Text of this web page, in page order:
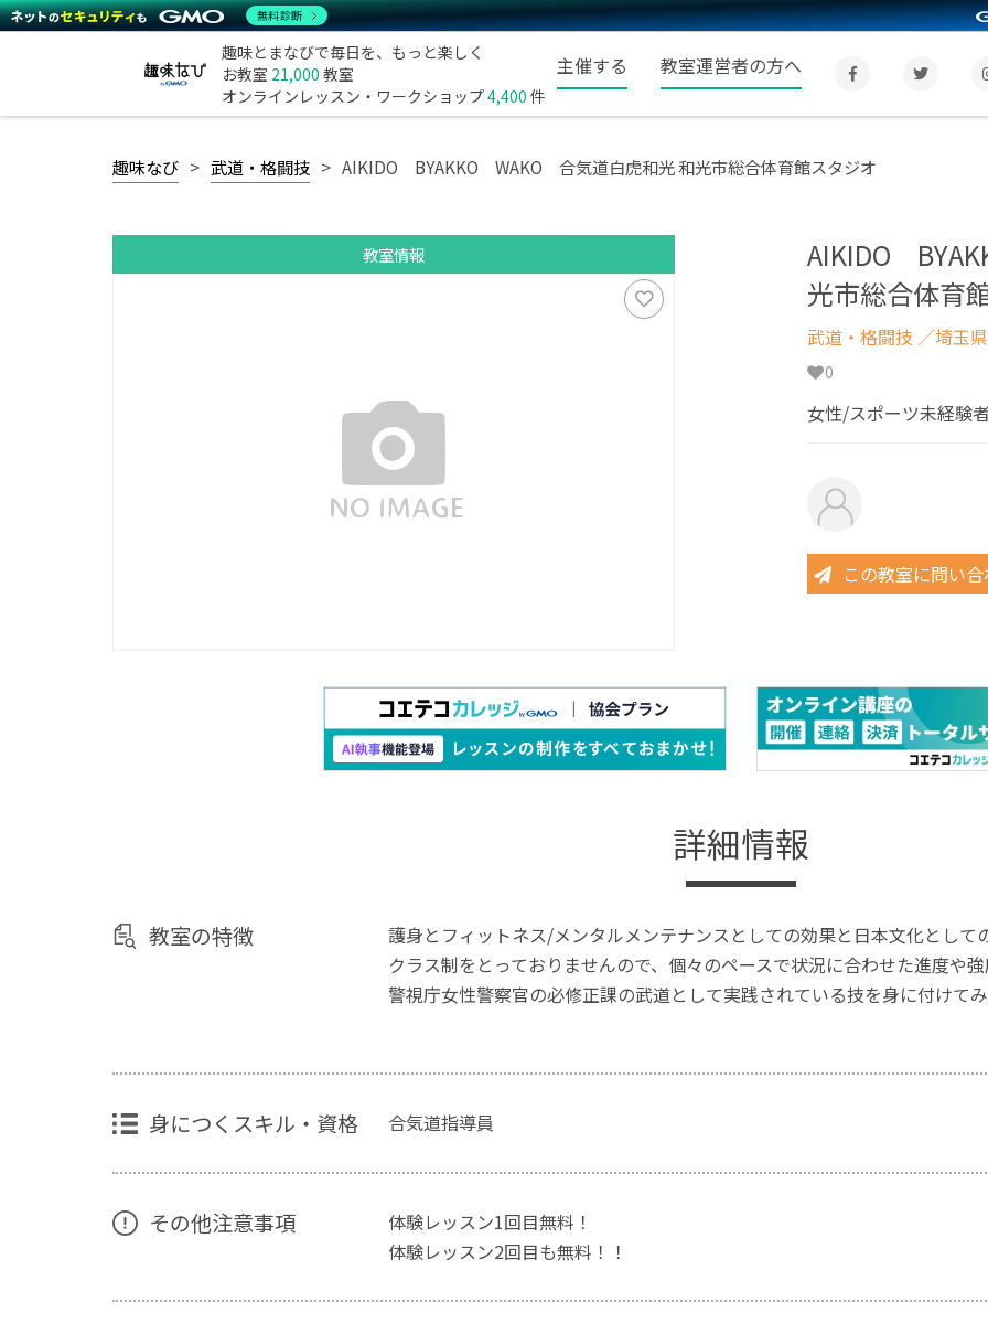
趣味とまなびで毎日を、もっと楽しく
お教室 21,000 教室
オンラインレッスン・ワークショップ4,400 件
主催する 教室運営者の方へ
趣味なび 武道・格闘技 AIKIDO BYAKKO WAKO 合気道白虎和光 和光市総合体育館スタジオ
教室情報
AIKIDO
光市総合体育
武道・格闘技 ／埼玉
0
女性/スポーツ未経験
この教室に問い
詳細情報
教室の特徴
護身とフィットネス/メンタルメンテナンスとしての効果と日本文化として
クラス制をとっておりませんので、個々のペースで状況に合わせた進度や強
警視庁女性警察官の必修正課の武道として実践されている技を身に付けてみ
身につくスキル・資格 合気道指導員
その他注意事項
体験レッスン1回目無料！
体験レッスン2回目も無料！！
無料診断